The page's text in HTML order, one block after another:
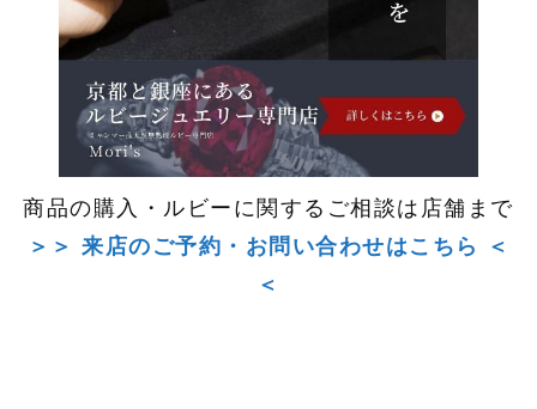
商品の購入・ルビーに関するご相談は店舗まで
＞＞ 来店のご予約・お問い合わせはこちら ＜
＜